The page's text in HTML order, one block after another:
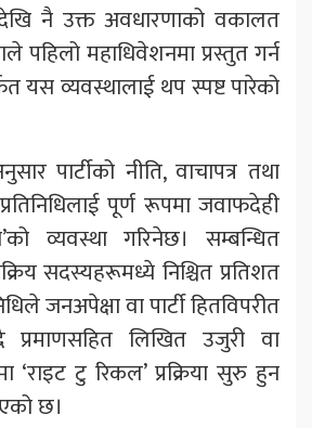
नै उक्त अवधारणाको वकालत
पहिलो महाधिवेशनमा प्रस्तुत गर्न
यस व्यवस्थालाई थप स्पष्ट पारेको
पार्टीको नीति, वाचापत्र तथा
पूर्ण रूपमा जवाफदेही
व्यवस्था गरिनेछ। सम्बन्धित
सदस्यहरूमध्ये निश्चित प्रतिशत
जनअपेक्षा वा पार्टी हितविपरीत
लिखित उजुरी वा
‘राइट टु रिकल’ प्रक्रिया सुरु हुन
छ।